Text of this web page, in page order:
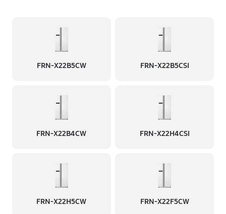
FRN-X22B5CW FRN-X22B5CSI
FRN-X22B4CW FRN-X22H4CSI
FRN-X22H5CW FRN-X22F5CW